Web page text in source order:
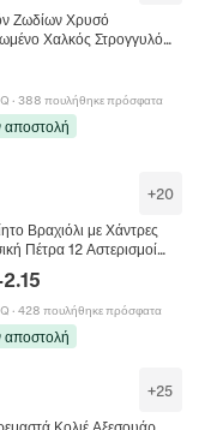
Ζωδίων Χρυσό
Χαλκός Στρογγυλό
Προσωποποιημένα
Για Γυναίκες
· 388 πουλήθηκε πρόσφατα
αποστολή
+20
Βραχιόλι με Χάντρες
Πέτρα 12 Αστερισμοί
Ψαμμίτης Γαλαξίας
Ζώδιο Κόσμημα
2.15
· 428 πουλήθηκε πρόσφατα
αποστολή
+25
Κολιέ Αξεσουάρ